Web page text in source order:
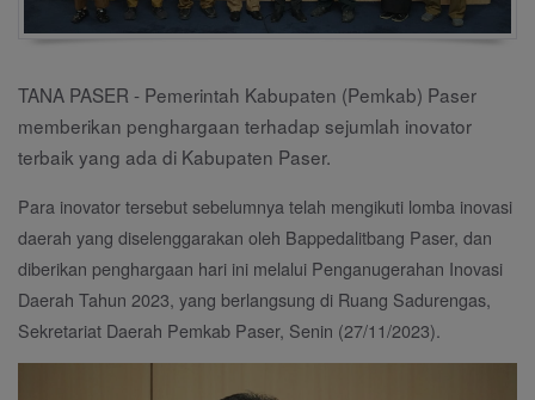
TANA PASER - Pemerintah Kabupaten (Pemkab) Paser
memberikan penghargaan terhadap sejumlah inovator
terbaik yang ada di Kabupaten Paser.
Para inovator tersebut sebelumnya telah mengikuti lomba inovasi
daerah yang diselenggarakan oleh Bappedalitbang Paser, dan
diberikan penghargaan hari ini melalui Penganugerahan Inovasi
Daerah Tahun 2023, yang berlangsung di Ruang Sadurengas,
Sekretariat Daerah Pemkab Paser, Senin (27/11/2023).